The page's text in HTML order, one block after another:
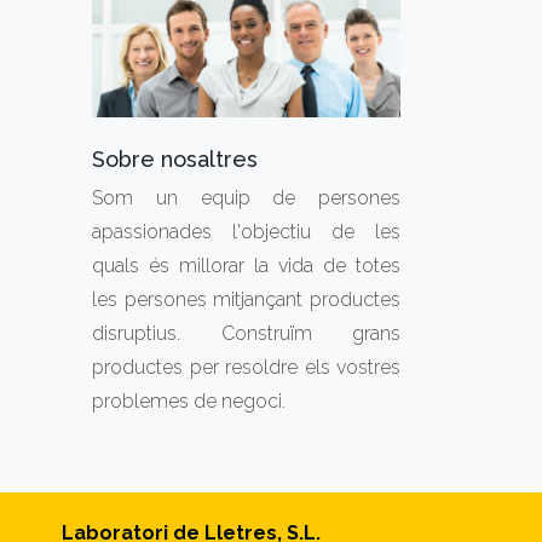
Sobre nosaltres
Som un equip de persones
apassionades l'objectiu de les
quals és millorar la vida de totes
les persones mitjançant productes
disruptius. Construïm grans
productes per resoldre els vostres
problemes de negoci.
Laboratori de Lletres, S.L.